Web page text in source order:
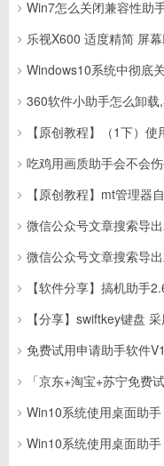
Win7怎么关闭兼容性助
乐视X600 适度精简 屏
Windows10系统中彻底
360软件小助手怎么卸
【原创教程】（1下）使用
吃鸡用画质助手会不会
【原创教程】mt管理器自带
微信公众号文章搜索导
微信公众号文章搜索导出助手中内置
【软件分享】搞机助手
【分享】swiftkey键盘
免费试用申请助手软件V1.3.6版本
「京东+淘宝+苏宁免费试
Win10系统使用桌面助
Win10系统使用桌面助